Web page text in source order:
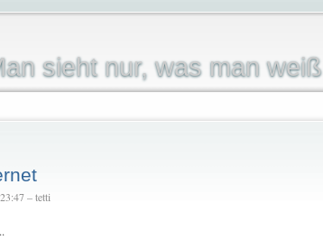
sieht nur, was man weiß
– tetti